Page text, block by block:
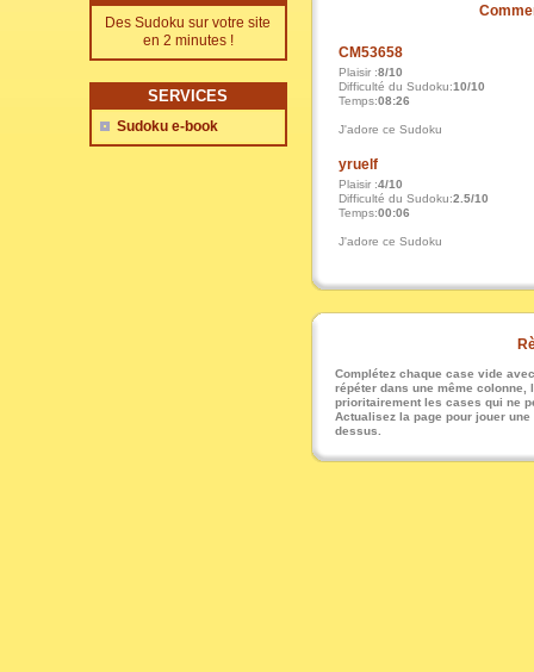
Des Sudoku sur votre site
en 2 minutes !
SERVICES
Sudoku e-book
CM53658
Plaisir :8/10
Difficulté du Sudoku:10/10
Temps:08:26
J'adore ce Sudoku
yruelf
Plaisir :4/10
Difficulté du Sudoku:2.5/10
Temps:00:06
J'adore ce Sudoku
Complétez chaque case vide
répéter dans une même
prioritairement les cases qui ne
Actualisez la page pour jouer
dessus.